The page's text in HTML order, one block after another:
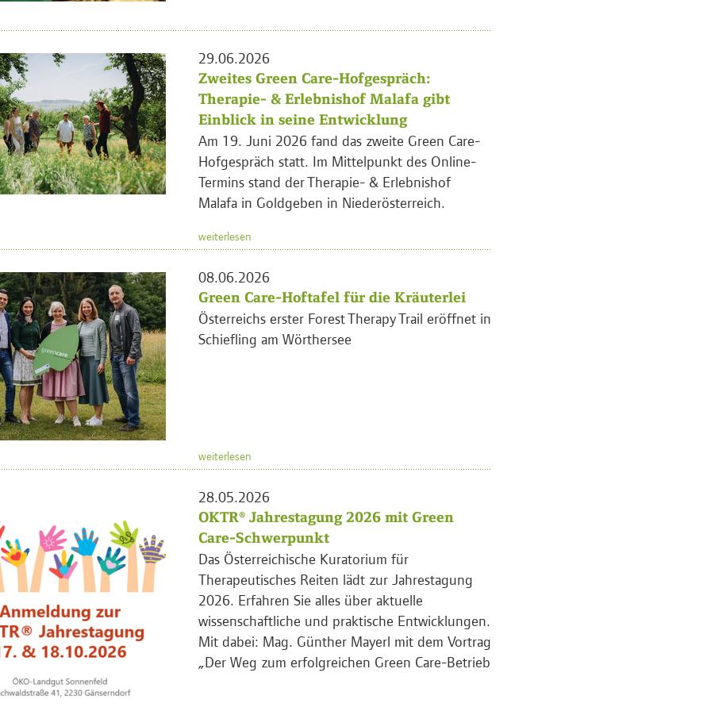
29.06.2026
Zweites Green Care-Hofgespräch:
Therapie- & Erlebnishof Malafa gibt
Einblick in seine Entwicklung
Am 19. Juni 2026 fand das zweite Green Care-
Hofgespräch statt. Im Mittelpunkt des Online-
Termins stand der Therapie- & Erlebnishof
Malafa in Goldgeben in Niederösterreich.
weiterlesen
08.06.2026
Green Care-Hoftafel für die Kräuterlei
Österreichs erster Forest Therapy Trail eröffnet in
Schiefling am Wörthersee
weiterlesen
28.05.2026
OKTR® Jahrestagung 2026 mit Green
Care-Schwerpunkt
Das Österreichische Kuratorium für
Therapeutisches Reiten lädt zur Jahrestagung
2026. Erfahren Sie alles über aktuelle
wissenschaftliche und praktische Entwicklungen.
Mit dabei: Mag. Günther Mayerl mit dem Vortrag
„Der Weg zum erfolgreichen Green Care-Betrieb